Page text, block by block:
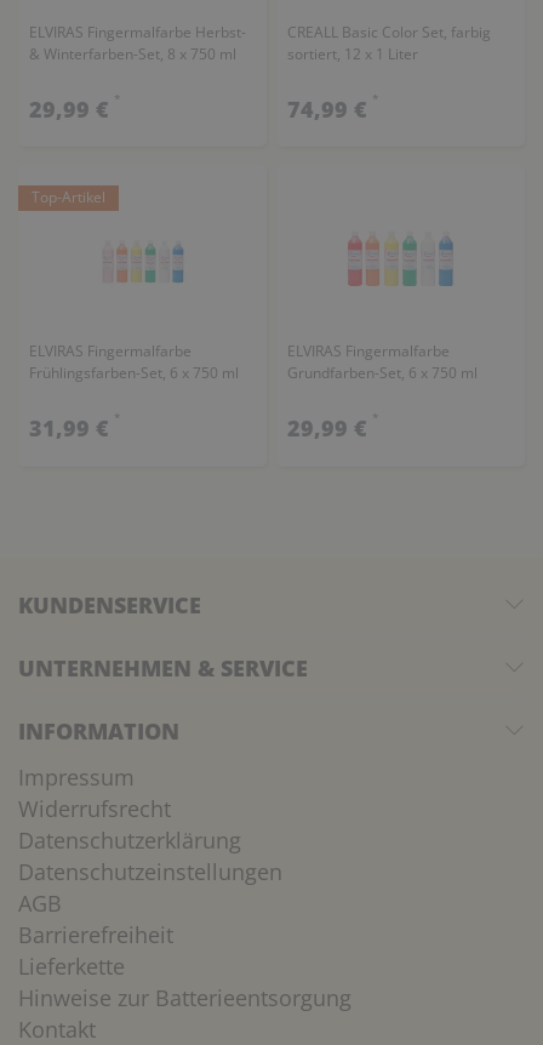
ELVIRAS Fingermalfarbe Herbst-
& Winterfarben-Set, 8 x 750 ml
29,99 € *
CREALL Basic Color Set, farbig
sortiert, 12 x 1 Liter
74,99 € *
Top-Artikel
ELVIRAS Fingermalfarbe
Frühlingsfarben-Set, 6 x 750 ml
31,99 € *
ELVIRAS Fingermalfarbe
Grundfarben-Set, 6 x 750 ml
29,99 € *
KUNDENSERVICE
UNTERNEHMEN & SERVICE
INFORMATION
Impressum
Widerrufsrecht
Datenschutzerklärung
Datenschutzeinstellungen
AGB
Barrierefreiheit
Lieferkette
Hinweise zur Batterieentsorgung
Kontakt